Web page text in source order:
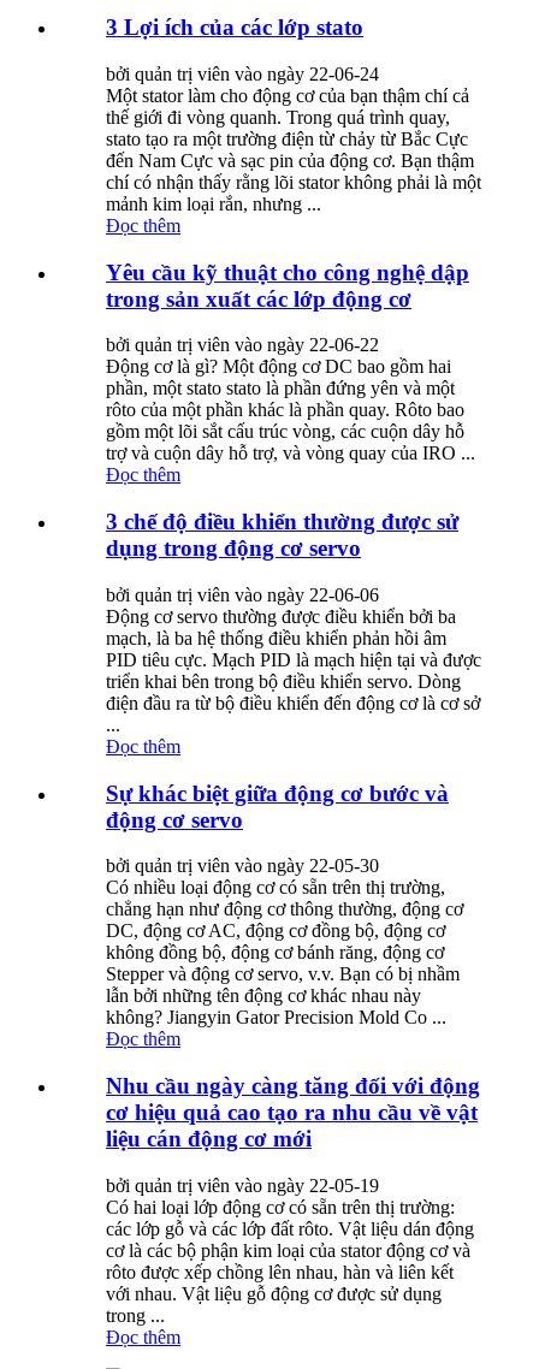
3 Lợi ích của các lớp stato
bởi quản trị viên vào ngày 22-06-24
Một stator làm cho động cơ của bạn thậm chí cả
thế giới đi vòng quanh. Trong quá trình quay,
stato tạo ra một trường điện từ chảy từ Bắc Cực
đến Nam Cực và sạc pin của động cơ. Bạn thậm
chí có nhận thấy rằng lõi stator không phải là một
mảnh kim loại rắn, nhưng ...
Đọc thêm
Yêu cầu kỹ thuật cho công nghệ dập
trong sản xuất các lớp động cơ
bởi quản trị viên vào ngày 22-06-22
Động cơ là gì? Một động cơ DC bao gồm hai
phần, một stato stato là phần đứng yên và một
rôto của một phần khác là phần quay. Rôto bao
gồm một lõi sắt cấu trúc vòng, các cuộn dây hỗ
trợ và cuộn dây hỗ trợ, và vòng quay của IRO ...
Đọc thêm
3 chế độ điều khiển thường được sử
dụng trong động cơ servo
bởi quản trị viên vào ngày 22-06-06
Động cơ servo thường được điều khiển bởi ba
mạch, là ba hệ thống điều khiển phản hồi âm
PID tiêu cực. Mạch PID là mạch hiện tại và được
triển khai bên trong bộ điều khiển servo. Dòng
điện đầu ra từ bộ điều khiển đến động cơ là cơ sở
...
Đọc thêm
Sự khác biệt giữa động cơ bước và
động cơ servo
bởi quản trị viên vào ngày 22-05-30
Có nhiều loại động cơ có sẵn trên thị trường,
chẳng hạn như động cơ thông thường, động cơ
DC, động cơ AC, động cơ đồng bộ, động cơ
không đồng bộ, động cơ bánh răng, động cơ
Stepper và động cơ servo, v.v. Bạn có bị nhầm
lẫn bởi những tên động cơ khác nhau này
không? Jiangyin Gator Precision Mold Co ...
Đọc thêm
Nhu cầu ngày càng tăng đối với động
cơ hiệu quả cao tạo ra nhu cầu về vật
liệu cán động cơ mới
bởi quản trị viên vào ngày 22-05-19
Có hai loại lớp động cơ có sẵn trên thị trường:
các lớp gỗ và các lớp đất rôto. Vật liệu dán động
cơ là các bộ phận kim loại của stator động cơ và
rôto được xếp chồng lên nhau, hàn và liên kết
với nhau. Vật liệu gỗ động cơ được sử dụng
trong ...
Đọc thêm